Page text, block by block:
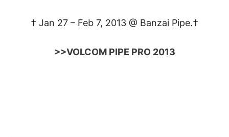
† Jan 27 – Feb 7, 2013 @ Banzai Pipe.†
>>VOLCOM PIPE PRO 2013